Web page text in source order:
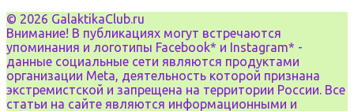
© 2026 GalaktikaClub.ru
Внимание! В публикациях могут встречаются
упоминания и логотипы Facebook* и Instagram* -
данные социальные сети являются продуктами
организации Meta, деятельность которой признана
экстремистской и запрещена на территории России. Все
статьи на сайте являются информационными и